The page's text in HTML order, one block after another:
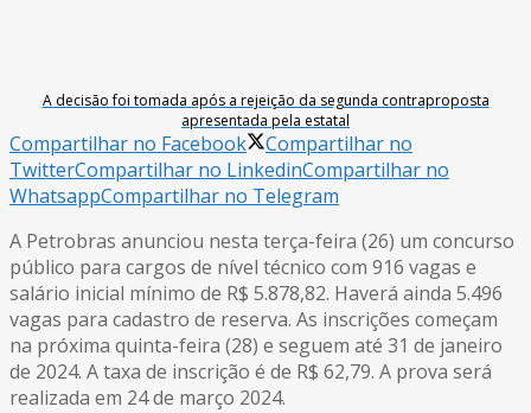
A decisão foi tomada após a rejeição da segunda contraproposta
apresentada pela estatal
Compartilhar no Facebook
Compartilhar no
TwitterCompartilhar no LinkedinCompartilhar no
WhatsappCompartilhar no Telegram
A Petrobras anunciou nesta terça-feira (26) um concurso
público para cargos de nível técnico com 916 vagas e
salário inicial mínimo de R$ 5.878,82. Haverá ainda 5.496
vagas para cadastro de reserva. As inscrições começam
na próxima quinta-feira (28) e seguem até 31 de janeiro
de 2024. A taxa de inscrição é de R$ 62,79. A prova será
realizada em 24 de março 2024.